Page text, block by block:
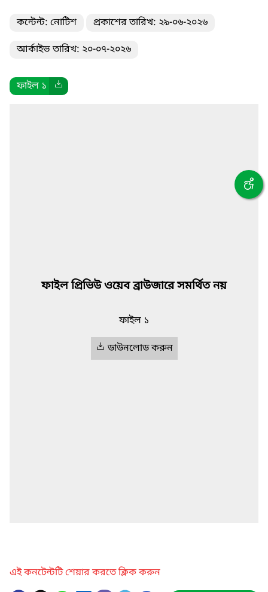
কন্টেন্ট: নোটিশ প্রকাশের তারিখ: ২৯-০৬-২০২৬
আর্কাইভ তারিখ: ২০-০৭-২০২৬
ফাইল ১
ফাইল প্রিভিউ ওয়েব ব্রাউজারে সমর্থিত নয়
ফাইল ১
ডাউনলোড করুন
এই কনটেন্টটি শেয়ার করতে ক্লিক করুন